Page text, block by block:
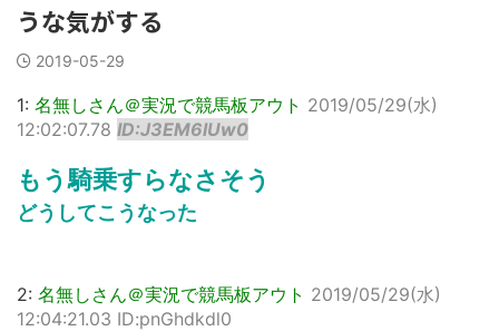
うな気がする
2019-05-29
1: 名無しさん＠実況で競馬板アウト 2019/05/29(水)
12:02:07.78 ID:J3EM6lUw0
もう騎乗すらなさそう
どうしてこうなった
2: 名無しさん＠実況で競馬板アウト 2019/05/29(水)
12:04:21.03 ID:pnGhdkdl0